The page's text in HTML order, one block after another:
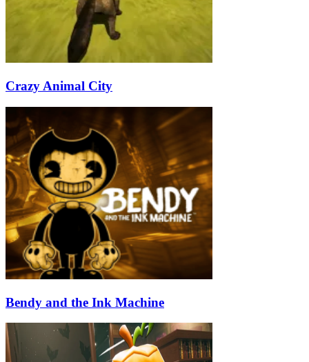
Crazy Animal City
Bendy and the Ink Machine